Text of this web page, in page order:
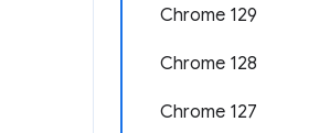
Chrome 129
Chrome 128
Chrome 127